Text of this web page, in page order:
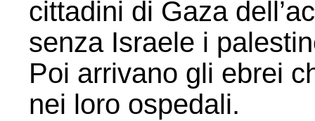
cittadini di Gaza
senza Israele i
Poi arrivano gli ebrei
nei loro ospedali.